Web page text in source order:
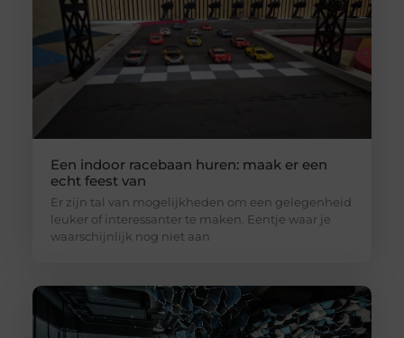
Een indoor racebaan huren: maak er een
echt feest van
Er zijn tal van mogelijkheden om een gelegenheid
leuker of interessanter te maken. Eentje waar je
waarschijnlijk nog niet aan